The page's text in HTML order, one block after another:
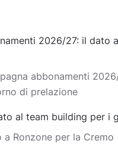
2026/27: il dato
abbonamenti
di prelazione
al team building per i
a Ronzone per la Cremo